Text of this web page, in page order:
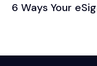
6 Ways Your